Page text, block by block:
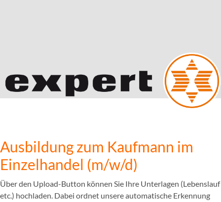
Ausbildung zum Kaufmann im
Einzelhandel (m/w/d)
Über den Upload-Button können Sie Ihre Unterlagen (Lebenslauf
etc.) hochladen. Dabei ordnet unsere automatische Erkennung